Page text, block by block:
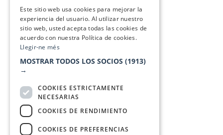
Este sitio web usa cookies para mejorar la
experiencia del usuario. Al utilizar nuestro
sitio web, usted acepta todas las cookies de
acuerdo con nuestra Política de cookies.
Llegir-ne més
MOSTRAR TODOS LOS SOCIOS (1913)
→
COOKIES ESTRICTAMENTE
NECESARIAS
COOKIES DE RENDIMIENTO
COOKIES DE PREFERENCIAS